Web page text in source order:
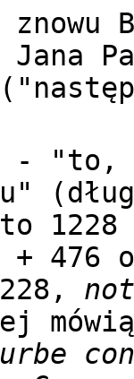
Jana
- "to,
to
+ 476